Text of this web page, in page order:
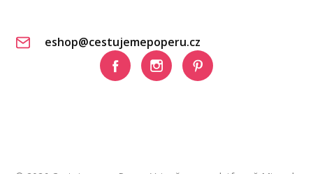
eshop@cestujemepoperu.cz